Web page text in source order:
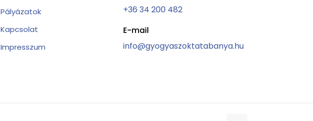
Pályázatok
Kapcsolat
Impresszum
+36 34 200 482
E-mail
info@gyogyaszoktatabanya.hu